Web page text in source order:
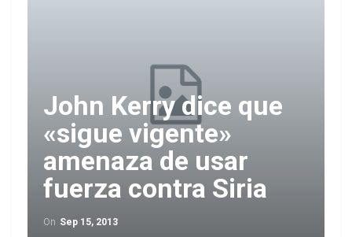
John Kerry dice que
«sigue vigente»
amenaza de usar
fuerza contra Siria
On Sep 15, 2013